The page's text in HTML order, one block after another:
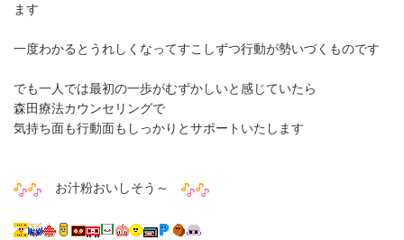
ます
一度わかるとうれしくなってすこしずつ行動が勢いづくものです
でも一人では最初の一歩がむずかしいと感じていたら
森田療法カウンセリングで
気持ち面も行動面もしっかりとサポートいたします
お汁粉おいしそう～